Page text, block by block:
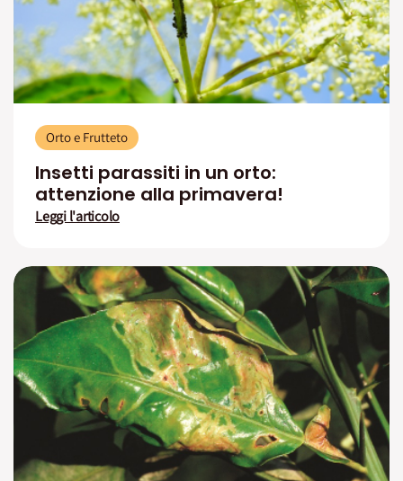
Orto e Frutteto
Insetti parassiti in un orto:
attenzione alla primavera!
Leggi l'articolo